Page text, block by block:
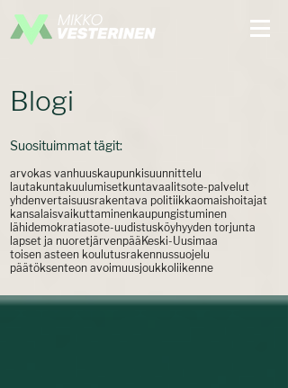
Blogi
Suosituimmat tägit:
arvokas vanhuuskaupunkisuunnittelu
lautakuntakuulumisetkuntavaalitsote-palvelut
yhdenvertaisuusrakentava politiikkaomaishoitajat
kansalaisvaikuttaminenkaupungistuminen
lähidemokratiasote-uudistusköyhyyden torjunta
lapset ja nuoretjärvenpää Keski-Uusimaa
toisen asteen koulutusrakennussuojelu
päätöksenteon avoimuusjoukkoliikenne